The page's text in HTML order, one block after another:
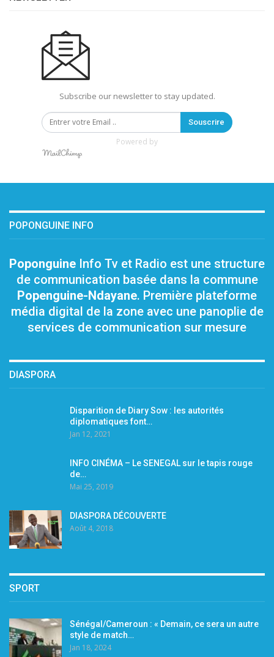
Subscribe our newsletter to stay updated.
Souscrire
Powered by
POPONGUINE INFO
Poponguine Info Tv et Radio est une structure
de communication basée dans la commune
Popenguine-Ndayane. Première plateforme
média digital de la zone avec une panoplie de
services de communication sur mesure
DIASPORA
Disparition de Diary Sow : les autorités
diplomatiques font…
Jan 12, 2021
INFO CINÉMA – Le SENEGAL sur le tapis rouge
de…
Mai 25, 2019
DIASPORA DÉCOUVERTE
Août 4, 2018
SPORT
Sénégal/Cameroun : « Demain, ce sera un autre
style de match…
Jan 18, 2024